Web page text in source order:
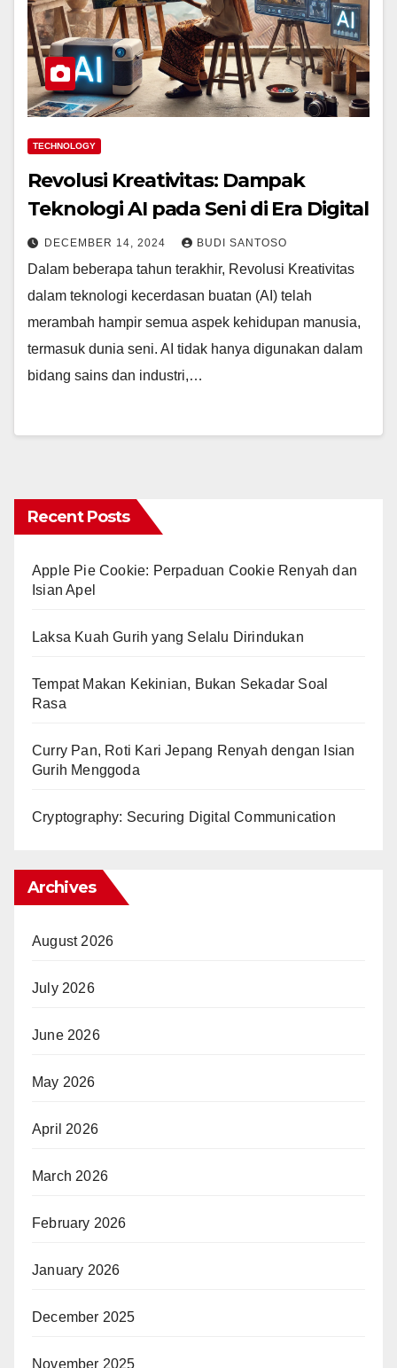
TECHNOLOGY
Revolusi Kreativitas: Dampak
Teknologi AI pada Seni di Era Digital
DECEMBER 14, 2024 BUDI SANTOSO
Dalam beberapa tahun terakhir, Revolusi Kreativitas
dalam teknologi kecerdasan buatan (AI) telah
merambah hampir semua aspek kehidupan manusia,
termasuk dunia seni. AI tidak hanya digunakan dalam
bidang sains dan industri,…
Recent Posts
Apple Pie Cookie: Perpaduan Cookie Renyah dan
Isian Apel
Laksa Kuah Gurih yang Selalu Dirindukan
Tempat Makan Kekinian, Bukan Sekadar Soal
Rasa
Curry Pan, Roti Kari Jepang Renyah dengan Isian
Gurih Menggoda
Cryptography: Securing Digital Communication
Archives
August 2026
July 2026
June 2026
May 2026
April 2026
March 2026
February 2026
January 2026
December 2025
November 2025